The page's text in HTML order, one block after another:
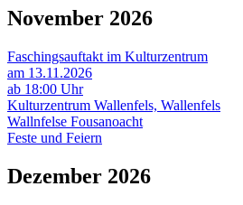
November 2026
Faschingsauftakt im Kulturzentrum
am 13.11.2026
ab 18:00 Uhr
Kulturzentrum Wallenfels, Wallenfels
Wallnfelse Fousanoacht
Feste und Feiern
Dezember 2026